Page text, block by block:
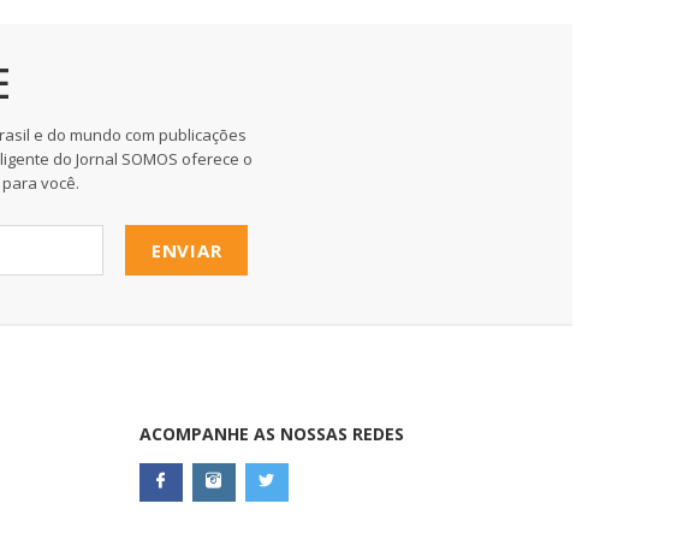
e do mundo com publicações
do Jornal SOMOS oferece o
você.
ENVIAR
ACOMPANHE AS NOSSAS REDES